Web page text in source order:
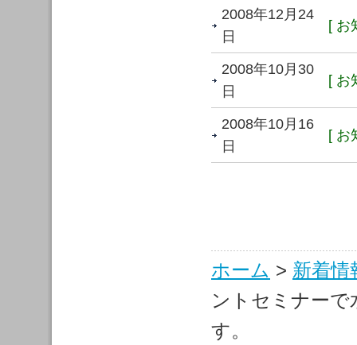
2008年12月24
日
[ お
2008年10月30
日
[ お
2008年10月16
日
[ お
ホーム > 新着情
ントセミナーで
す。